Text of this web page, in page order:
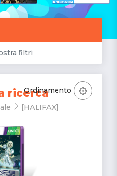
filtri
ricerca
[HALIFAX]
Ordinamento